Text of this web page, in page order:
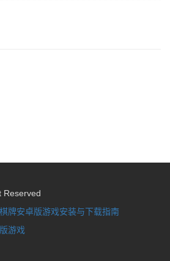
Reserved
牌安卓版游戏安装与下载指南
游戏